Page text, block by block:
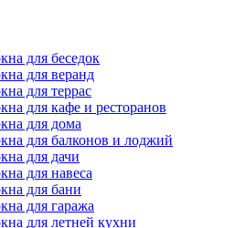
для беседок
для веранд
для террас
для кафе и ресторанов
для дома
для балконов и лоджий
для дачи
для навеса
для бани
для гаража
для летней кухни